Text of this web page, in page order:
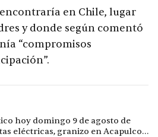
en Chile, lugar
y donde según comentó
“compromisos
hoy domingo 9 de agosto de
eléctricas, granizo en Acapulco y